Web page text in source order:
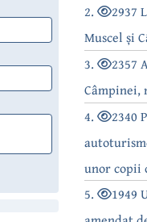
2.
2937
Muscel și
3.
2357
Câmpinei,
4.
2340
unor copii
5.
1949